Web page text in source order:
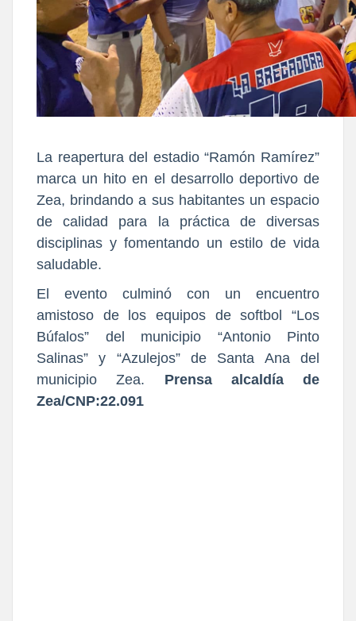
La reapertura del estadio “Ramón Ramírez”
marca un hito en el desarrollo deportivo de
Zea, brindando a sus habitantes un espacio
de calidad para la práctica de diversas
disciplinas y fomentando un estilo de vida
saludable.
El evento culminó con un encuentro
amistoso de los equipos de softbol “Los
Búfalos” del municipio “Antonio Pinto
Salinas” y “Azulejos” de Santa Ana del
municipio Zea.
Prensa alcaldía de
Zea/CNP:22.091